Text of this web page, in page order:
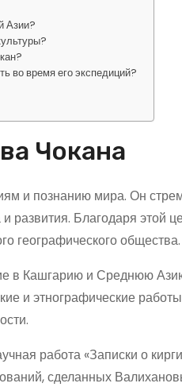
Азии?
во время его экспедиций?
Чокана
и познанию мира. Он
развития. Благодаря этой
географического общества.
в Кашгарию и Среднюю
и этнографические
работа «Записки о
сделанных